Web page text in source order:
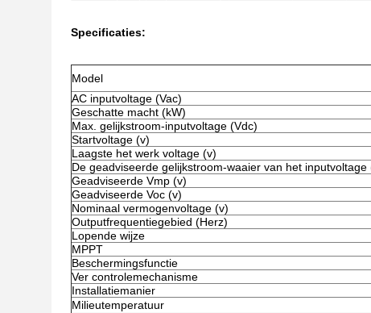
Specificaties:
Model
AC inputvoltage (Vac)
Geschatte macht (kW)
Max. gelijkstroom-inputvoltage (Vdc)
Startvoltage (v)
Laagste het werk voltage (v)
De geadviseerde gelijkstroom-waaier van het inputvoltage
Geadviseerde Vmp (v)
Geadviseerde Voc (v)
Nominaal vermogenvoltage (v)
Outputfrequentiegebied (Herz)
Lopende wijze
MPPT
Beschermingsfunctie
Ver controlemechanisme
Installatiemanier
Milieutemperatuur